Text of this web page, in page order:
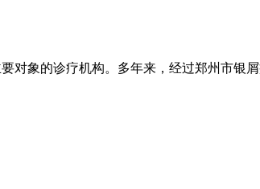
对象的诊疗机构。多年来，经过郑州市银